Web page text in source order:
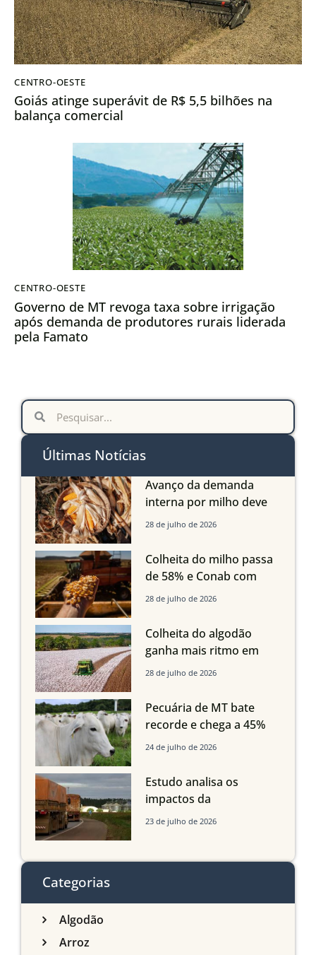
CENTRO-OESTE
Goiás atinge superávit de R$ 5,5 bilhões na
balança comercial
CENTRO-OESTE
Governo de MT revoga taxa sobre irrigação
após demanda de produtores rurais liderada
pela Famato
Últimas Notícias
Avanço da demanda
interna por milho deve
compensar aumento da
em Mato Grosso, aponta
Imea
28 de julho de 2026
Colheita do milho passa
de 58% e Conab com
boas produtividades em
quedas em Tocantins,
Maranhão e Piauí
28 de julho de 2026
Colheita do algodão
ganha mais ritmo em
Mato Grosso, Mato
Maranhão
28 de julho de 2026
Pecuária de MT bate
recorde e chega a 45%
dos bovinos abatidos
24 de julho de 2026
Estudo analisa os
impactos da
infraestrutura logística
do Sul
23 de julho de 2026
Categorias
Algodão
Arroz